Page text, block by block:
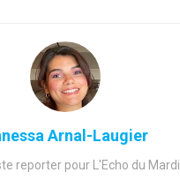
Arnal-Laugier
reporter pour L'Echo du Mardi